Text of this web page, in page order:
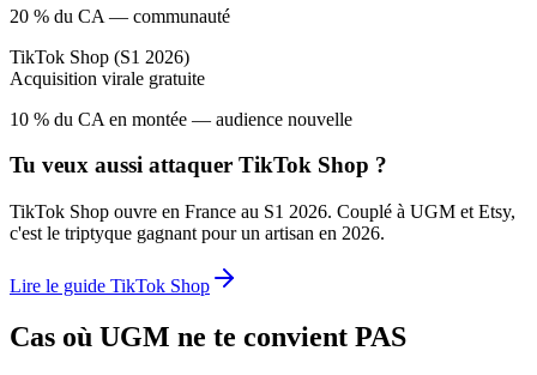
20 % du CA — communauté
TikTok Shop (S1 2026)
Acquisition virale gratuite
10 % du CA en montée — audience nouvelle
Tu veux aussi attaquer TikTok Shop ?
TikTok Shop ouvre en France au S1 2026. Couplé à UGM et Etsy,
c'est le triptyque gagnant pour un artisan en 2026.
Lire le guide TikTok Shop
Cas où UGM ne te convient PAS